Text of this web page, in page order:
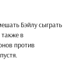
Бэйлу сыграть
в
против